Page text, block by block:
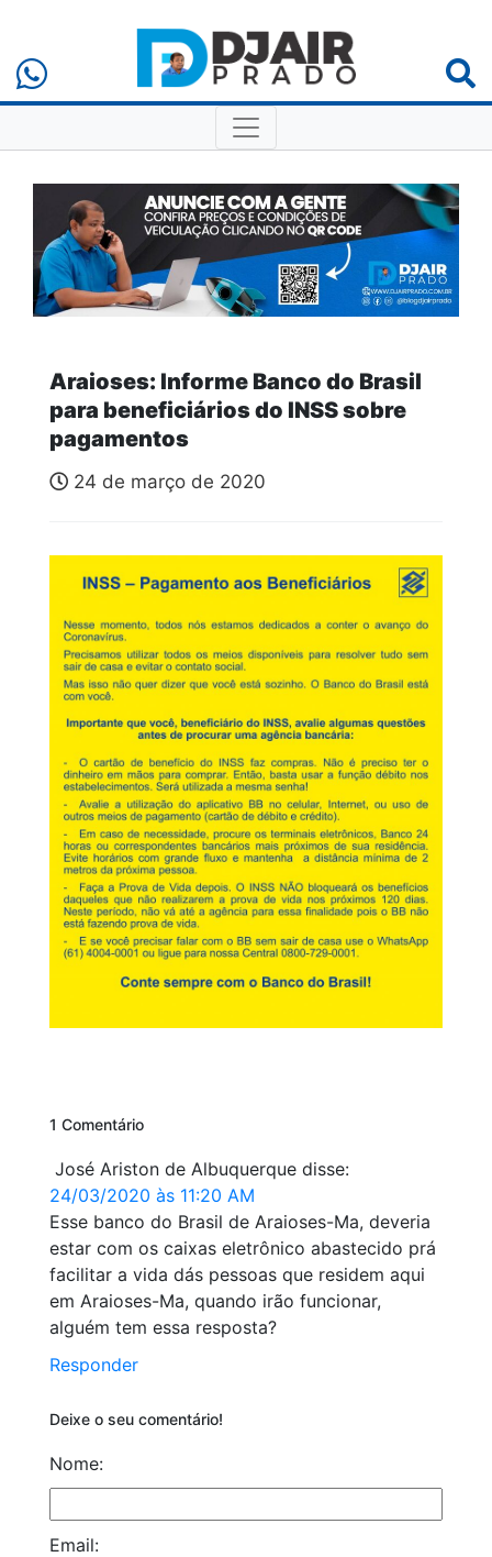
Araioses: Informe Banco do Brasil
para beneficiários do INSS sobre
pagamentos
24 de março de 2020
1 Comentário
José Ariston de Albuquerque disse:
24/03/2020 às 11:20 AM
Esse banco do Brasil de Araioses-Ma, deveria
estar com os caixas eletrônico abastecido prá
facilitar a vida dás pessoas que residem aqui
em Araioses-Ma, quando irão funcionar,
alguém tem essa resposta?
Responder
Deixe o seu comentário!
Nome:
Email: